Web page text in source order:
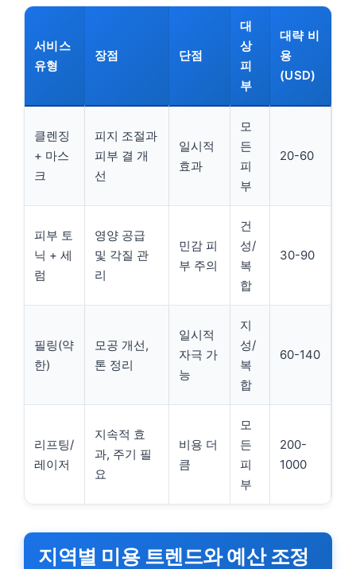
서비스
유형
장점 단점
대
상
피
부
대략 비
용
(USD)
클렌징
+ 마스
크
피지 조절과
피부 결 개
선
일시적
효과
모
든
피
부
20-60
피부 토
닉 + 세
럼
영양 공급
및 각질 관
리
민감 피
부 주의
건
성/
복
합
30-90
필링(약
한)
모공 개선,
톤 정리
일시적
자극 가
능
지
성/
복
합
60-140
리프팅/
레이저
지속적 효
과, 주기 필
요
비용 더
큼
모
든
피
부
200-
1000
지역별 미용 트렌드와 예산 조정